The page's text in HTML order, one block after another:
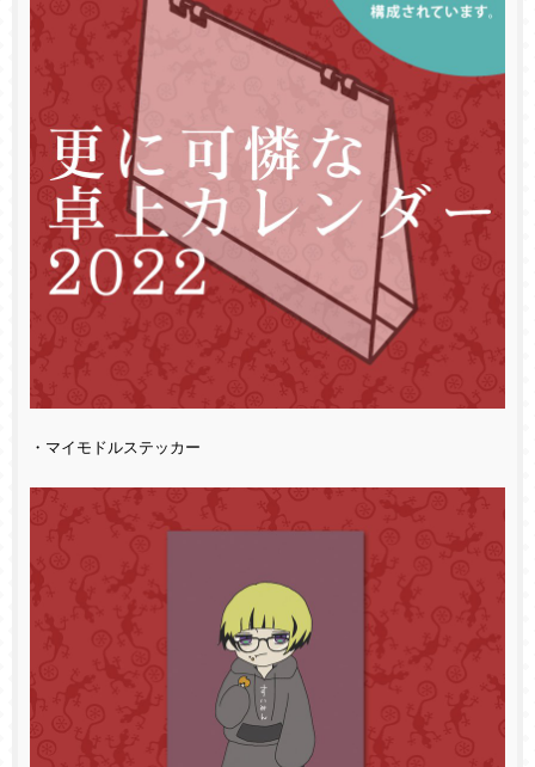
・マイモドルステッカー